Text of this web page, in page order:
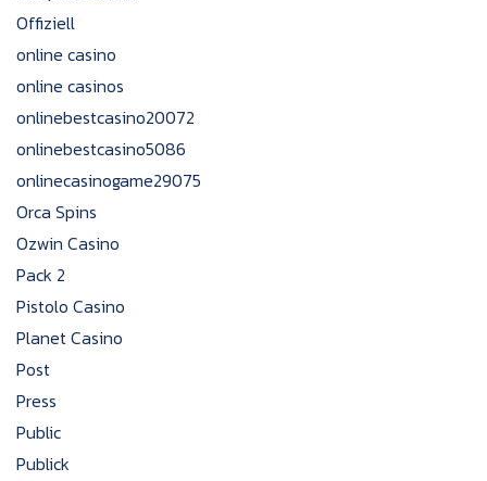
Offiziell
online casino
online casinos
onlinebestcasino20072
onlinebestcasino5086
onlinecasinogame29075
Orca Spins
Ozwin Casino
Pack 2
Pistolo Casino
Planet Casino
Post
Press
Public
Publick